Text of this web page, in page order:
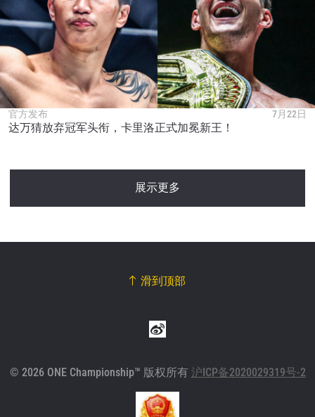
官方发布 7月22日
达万猜放弃冠军头衔，卡里洛正式加冕新王！
展示更多
滑到顶部
© 2026 ONE Championship™ 版权所有 沪ICP备2020029319号-2